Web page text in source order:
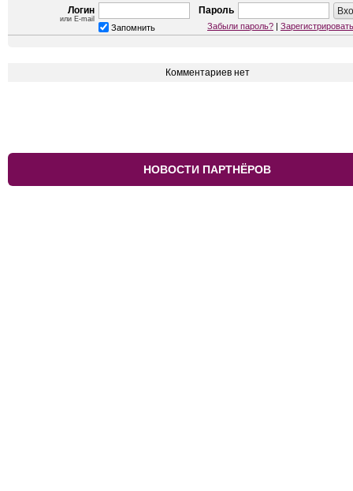
Логин
или E-mail
Пароль
Запомнить Забыли пароль? |
Комментариев нет
НОВОСТИ ПАРТНЁРОВ